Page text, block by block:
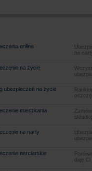
online
na
na życie
ubezpieczeń na życie
mieszkania
na narty
narciarskie
daję